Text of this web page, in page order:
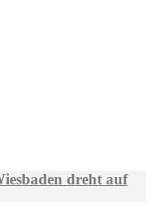
dreht auf